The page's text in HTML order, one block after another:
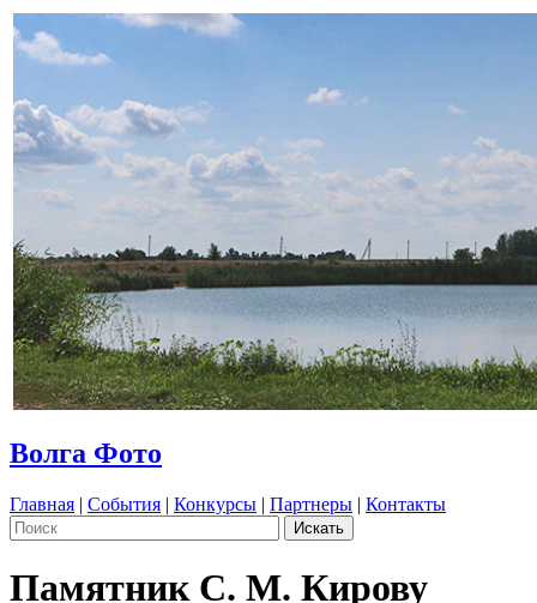
Волга Фото
Главная | События | Конкурсы | Партнеры | Контакты
Памятник С. М. Кирову